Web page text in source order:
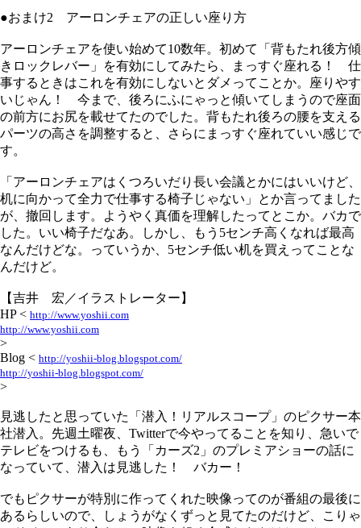
●おまけ2 アーロンチェアの正しい座り方
アーロンチェアを使い始めて10数年。初めて「背もたれ後方傾
きロックレバー」を有効にしてみたら、まっすぐ座れる！ 仕
事するときはこれを有効にしないとダメってことか。座りやす
いじゃん！ 今まで、後ろにふにゃっと傾いてしまうので座面
の前方にお尻を載せてたのでした。背もたれ後ろの腰を支える
パーツの高さを調整すると、さらにまっすぐ座れていい感じで
す。
「アーロンチェアはくつろいだり長い会議とかにはいいけど、
机に向かって全力で仕事する椅子じゃない」とか言ってました
が、撤回します。ようやく真価を理解したってとこか。バカで
した。いい椅子だなあ。しかし、もう5センチ高くなれば最高
なんだけどな。っていうか、5センチ低い机を買えってことな
んだけど。
【吉井 宏／イラストレーター】
HP < http://www.yoshii.com
http://www.yoshii.com
>
Blog < http://yoshii-blog.blogspot.com/
http://yoshii-blog.blogspot.com/
>
見逃したと思っていた「潜入！リアルスコープ」のピクサー本
社潜入。先週土曜夜、Twitterで今やってることを知り、急いで
テレビをつけるも、もう「カーズ2」のプレミアショーの話に
なっていて、潜入は見逃した！ バカー！
でもピクサーが特別に作ってくれた映像ってのが番組の最後に
あるらしいので、しょうがなくずっと見てたのだけど、こりゃ